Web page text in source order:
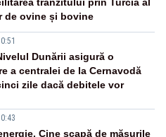
de ovine și bovine
Dunării asigură o
a centralei de la Cernavodă
zile dacă debitele vor
Cine scapă de măsurile